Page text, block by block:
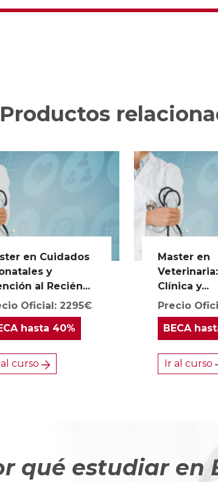
Productos
en Cuidados
y
al Recién...
Oficial: 2295€
hasta 40%
al curso
Master en
Clínica y...
Precio
BECA
Ir al curso
qué estudiar en